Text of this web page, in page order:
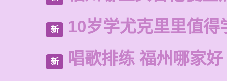
新 10岁学尤克里里值得
新 唱歌排练 福州哪家好